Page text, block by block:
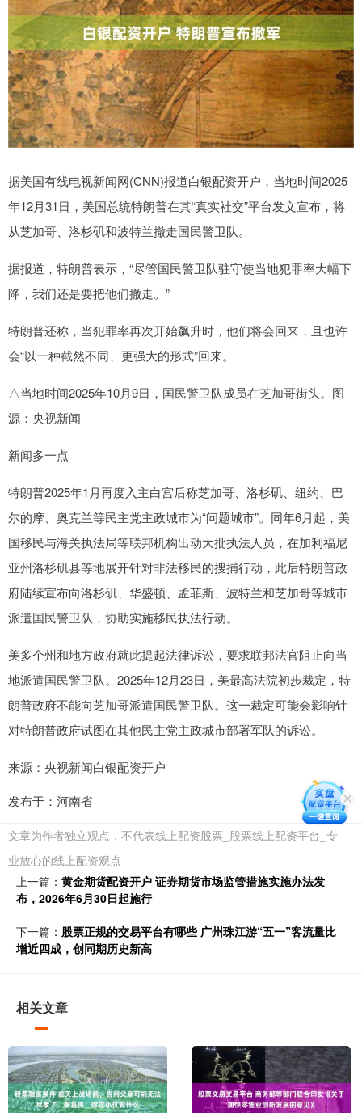
据美国有线电视新闻网(CNN)报道白银配资开户，当地时间2025
年12月31日，美国总统特朗普在其“真实社交”平台发文宣布，将
从芝加哥、洛杉矶和波特兰撤走国民警卫队。
据报道，特朗普表示，“尽管国民警卫队驻守使当地犯罪率大幅下
降，我们还是要把他们撤走。”
特朗普还称，当犯罪率再次开始飙升时，他们将会回来，且也许
会“以一种截然不同、更强大的形式”回来。
△当地时间2025年10月9日，国民警卫队成员在芝加哥街头。图
源：央视新闻
新闻多一点
特朗普2025年1月再度入主白宫后称芝加哥、洛杉矶、纽约、巴
尔的摩、奥克兰等民主党主政城市为“问题城市”。同年6月起，美
国移民与海关执法局等联邦机构出动大批执法人员，在加利福尼
亚州洛杉矶县等地展开针对非法移民的搜捕行动，此后特朗普政
府陆续宣布向洛杉矶、华盛顿、孟菲斯、波特兰和芝加哥等城市
派遣国民警卫队，协助实施移民执法行动。
美多个州和地方政府就此提起法律诉讼，要求联邦法官阻止向当
地派遣国民警卫队。2025年12月23日，美最高法院初步裁定，特
朗普政府不能向芝加哥派遣国民警卫队。这一裁定可能会影响针
对特朗普政府试图在其他民主党主政城市部署军队的诉讼。
来源：央视新闻白银配资开户
发布于：河南省
文章为作者独立观点，不代表线上配资股票_股票线上配资平台_专
业放心的线上配资观点
上一篇： 黄金期货配资开户 证券期货市场监管措施实施办法发
布，2026年6月30日起施行
下一篇： 股票正规的交易平台有哪些 广州珠江游“五一”客流量比
增近四成，创同期历史新高
相关文章